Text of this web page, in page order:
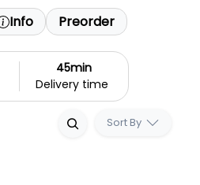
Info Preorder
45min
Delivery time
Sort By